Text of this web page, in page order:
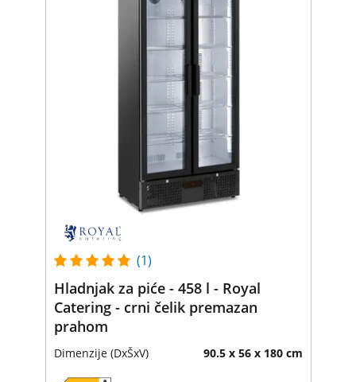
(1)
Hladnjak za piće - 458 l - Royal
Catering - crni čelik premazan
prahom
Dimenzije (DxŠxV) 90.5 x 56 x 180 cm